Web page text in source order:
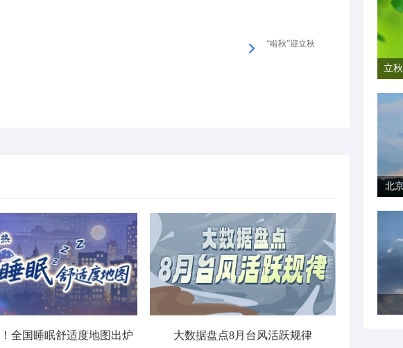
“啃秋”迎立秋
全国睡眠舒适度地图出炉 大数据盘点8月台风活跃规律
立
北